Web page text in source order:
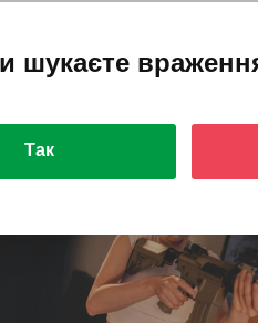
шукаєте
Так